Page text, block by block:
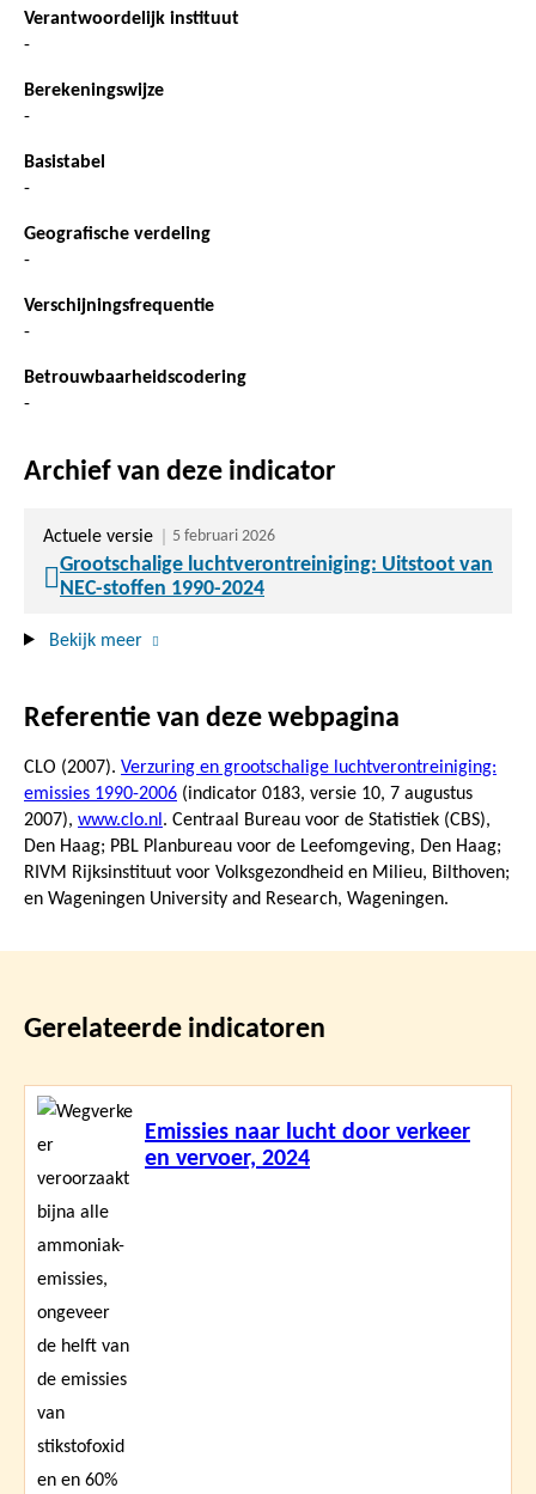
Verantwoordelijk instituut
-
Berekeningswijze
-
Basistabel
-
Geografische verdeling
-
Verschijningsfrequentie
-
Betrouwbaarheidscodering
-
Archief van deze indicator
Actuele versie 5 februari 2026
Grootschalige luchtverontreiniging: Uitstoot van
NEC-stoffen 1990-2024
Bekijk meer
Referentie van deze webpagina
CLO (2007). Verzuring en grootschalige luchtverontreiniging:
emissies 1990-2006 (indicator 0183, versie 10, 7 augustus
2007), www.clo.nl . Centraal Bureau voor de Statistiek (CBS),
Den Haag; PBL Planbureau voor de Leefomgeving, Den Haag;
RIVM Rijksinstituut voor Volksgezondheid en Milieu, Bilthoven;
en Wageningen University and Research, Wageningen.
Gerelateerde indicatoren
Emissies naar lucht door verkeer
en vervoer, 2024
Lees